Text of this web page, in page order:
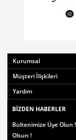
Kurumsal
Müşteri İlişkileri
Yardım
BIZDEN HABERLER
Bültenimize Üye Olun
Olsun !